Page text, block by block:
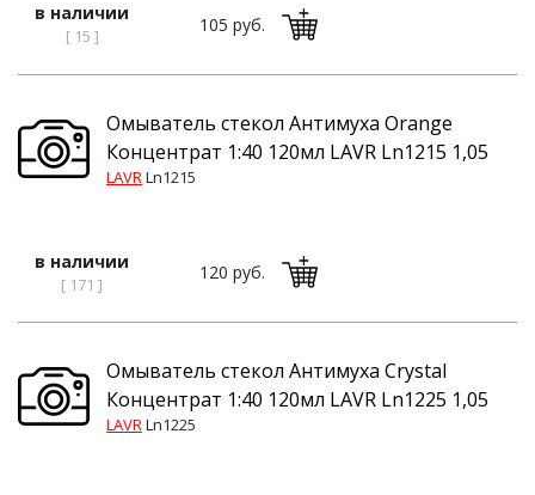
в наличии
[ 15 ]
105 руб.
Омыватель стекол Антимуха Orange
Концентрат 1:40 120мл LAVR Ln1215 1,05
LAVRLn1215
в наличии
[ 171 ]
120 руб.
Омыватель стекол Антимуха Crystal
Концентрат 1:40 120мл LAVR Ln1225 1,05
LAVRLn1225